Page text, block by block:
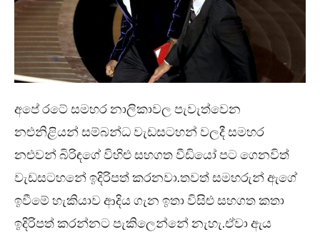
අපේ රටේ සමහර නාලිකාවල පැවැත්වෙන
නළුනිළියන් සම්බන්ධ වැඩසටහන් වලදී සමහර
නළුවන් බිරිඳගේ විහිළු සහගත වීඩියෝ පට ගෙනවිත්
වැඩසටහනේ ඉදිරිපත් කරනවා.තවත් සමහරුන් ඇගේ
ඉවීමේ හැකියාව ආදිය ගැන ඉතා විසිළු සහගත කතා
ඉදිරිපත් කරන්නට පැකිලෙන්නේ නැහැ.ඒවා ඇය